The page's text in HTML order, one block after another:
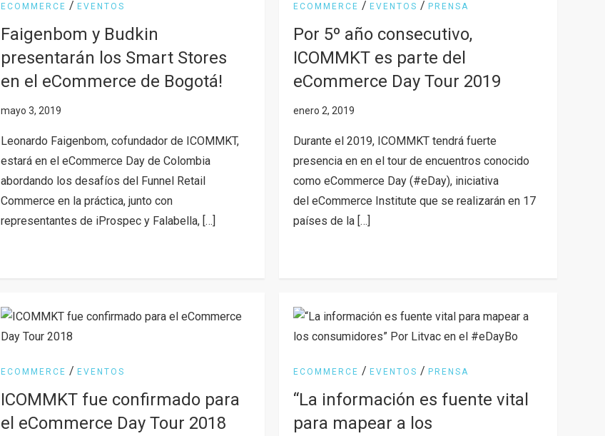
ECOMMERCE / EVENTOS
Faigenbom y Budkin
presentarán los Smart Stores
en el eCommerce de Bogotá!
Leonardo Faigenbom, cofundador de ICOMMKT,
estará en el eCommerce Day de Colombia
abordando los desafíos del Funnel Retail
Commerce en la práctica, junto con
representantes de iProspec y Falabella, […]
ECOMMERCE / EVENTOS / PRENSA
Por 5º año consecutivo,
ICOMMKT es parte del
eCommerce Day Tour 2019
Durante el 2019, ICOMMKT tendrá fuerte
presencia en en el tour de encuentros conocido
como eCommerce Day (#eDay), iniciativa
del eCommerce Institute que se realizarán en 17
países de la […]
ECOMMERCE / EVENTOS
ICOMMKT fue confirmado para
el eCommerce Day Tour 2018
ECOMMERCE / EVENTOS / PRENSA
“La información es fuente vital
para mapear a los